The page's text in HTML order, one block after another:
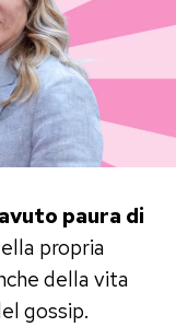
paura di
propria
della vita
gossip.